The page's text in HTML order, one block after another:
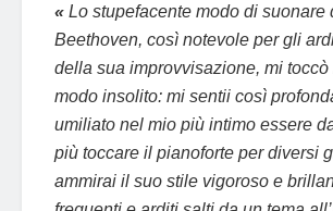
« Lo stupefacente modo di suonare
Beethoven, così notevole per gli
della sua improvvisazione, mi
modo insolito: mi sentii così
umiliato nel mio più intimo essere
più toccare il pianoforte per diversi
ammirai il suo stile vigoroso e